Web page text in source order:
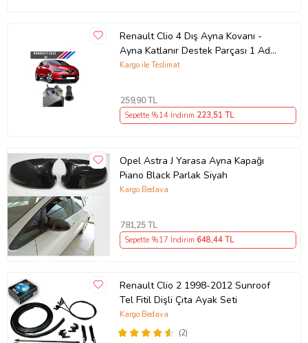
Renault Clio 4 Dış Ayna Kovanı -
Ayna Katlanır Destek Parçası 1 Adet
490307706 M3625
Kargo ile Teslimat
259,90 TL
Sepette %14 İndirim 223,51 TL
Opel Astra J Yarasa Ayna Kapağı
Piano Black Parlak Siyah
Kargo Bedava
781,25 TL
Sepette %17 İndirim 648,44 TL
Renault Clio 2 1998-2012 Sunroof
Tel Fitil Dişli Çıta Ayak Seti
(2)
Kargo Bedava